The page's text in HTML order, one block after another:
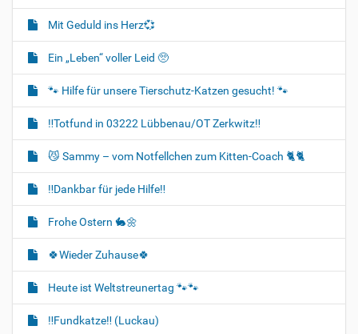
Mit Geduld ins Herz💞
Ein „Leben“ voller Leid 🥺
🐾 Hilfe für unsere Tierschutz-Katzen gesucht! 🐾
‼️Totfund in 03222 Lübbenau/OT Zerkwitz‼️
😼 Sammy – vom Notfellchen zum Kitten-Coach 🐈🐈‍
‼️Dankbar für jede Hilfe‼️
Frohe Ostern 🐇🌼
🍀Wieder Zuhause🍀
Heute ist Weltstreunertag 🐾🐾
‼️Fundkatze‼️ (Luckau)